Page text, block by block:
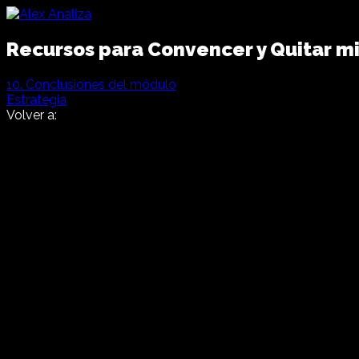
Recursos para Convencer y Quitar
10. Conclusiones del módulo
Estrategia
Volver a: